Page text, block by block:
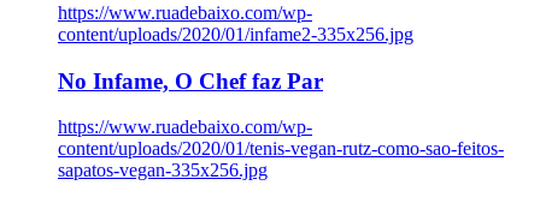
https://www.ruadebaixo.com/wp-
content/uploads/2020/01/infame2-335x256.jpg
No Infame, O Chef faz Par
https://www.ruadebaixo.com/wp-
content/uploads/2020/01/tenis-vegan-rutz-como-sao-feitos-
sapatos-vegan-335x256.jpg